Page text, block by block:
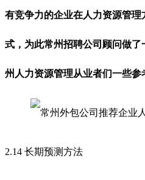
有竞争力的企业在人力资源管
式，为此常州招聘公司顾问做
州人力资源管理从业者们一些参
2.14 长期预测方法